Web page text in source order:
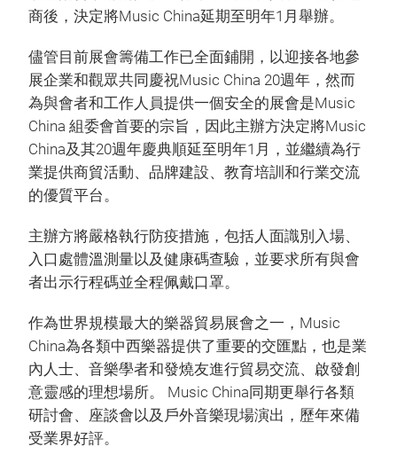
商後，決定將Music China延期至明年1月舉辦。
儘管目前展會籌備工作已全面鋪開，以迎接各地參
展企業和觀眾共同慶祝Music China 20週年，然而
為與會者和工作人員提供一個安全的展會是Music
China 組委會首要的宗旨，因此主辦方決定將Music
China及其20週年慶典順延至明年1月，並繼續為行
業提供商貿活動、品牌建設、教育培訓和行業交流
的優質平台。
主辦方將嚴格執行防疫措施，包括人面識別入場、
入口處體溫測量以及健康碼查驗，並要求所有與會
者出示行程碼並全程佩戴口罩。
作為世界規模最大的樂器貿易展會之一，Music
China為各類中西樂器提供了重要的交匯點，也是業
內人士、音樂學者和發燒友進行貿易交流、啟發創
意靈感的理想場所。 Music China同期更舉行各類
研討會、座談會以及戶外音樂現場演出，歷年來備
受業界好評。